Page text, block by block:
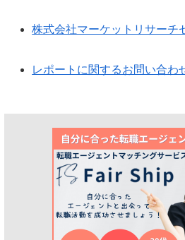
株式会社マーケットリサーチ
レポートに関するお問い合わ